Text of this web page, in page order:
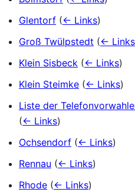
Glentorf (← Links)
Groß Twülpstedt (← Links
Klein Sisbeck (← Links)
Klein Steimke (← Links)
Liste der
(← Links)
Ochsendorf (← Links)
Rennau (← Links)
Rhode (← Links)